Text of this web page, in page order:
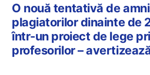
O nouă tentativă de
plagiatorilor dinainte de
într-un proiect de lege
profesorilor –